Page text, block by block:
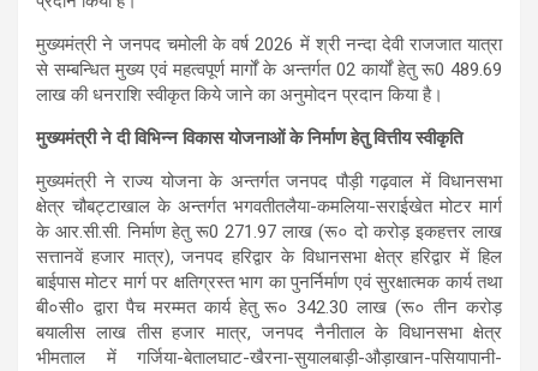
मुख्यमंत्री ने जनपद चमोली के वर्ष 2026 में श्री नन्दा देवी राजजात यात्रा
से सम्बन्धित मुख्य एवं महत्वपूर्ण मार्गों के अन्तर्गत 02 कार्यों हेतु रू0 489.69
लाख की धनराशि स्वीकृत किये जाने का अनुमोदन प्रदान किया है।
मुख्यमंत्री ने दी विभिन्न विकास योजनाओं के निर्माण हेतु वित्तीय स्वीकृति
मुख्यमंत्री ने राज्य योजना के अन्तर्गत जनपद पौड़ी गढ़वाल में विधानसभा
क्षेत्र चौबट्टाखाल के अन्तर्गत भगवतीतलैया-कमलिया-सराईखेत मोटर मार्ग
के आर.सी.सी. निर्माण हेतु रू0 271.97 लाख (रू० दो करोड़ इकहत्तर लाख
सत्तानवें हजार मात्र), जनपद हरिद्वार के विधानसभा क्षेत्र हरिद्वार में हिल
बाईपास मोटर मार्ग पर क्षतिग्रस्त भाग का पुनर्निर्माण एवं सुरक्षात्मक कार्य तथा
बी०सी० द्वारा पैच मरम्मत कार्य हेतु रू० 342.30 लाख (रू० तीन करोड़
बयालीस लाख तीस हजार मात्र, जनपद नैनीताल के विधानसभा क्षेत्र
भीमताल में गर्जिया-बेतालघाट-खैरना-सुयालबाड़ी-औड़ाखान-पसियापानी-